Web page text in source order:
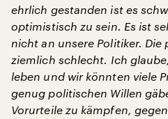
ehrlich gestanden ist es
optimistisch zu sein. Es ist
nicht an unsere Politiker.
ziemlich schlecht. Ich
leben und wir könnten viele
genug politischen Willen
Vorurteile zu kämpfen,